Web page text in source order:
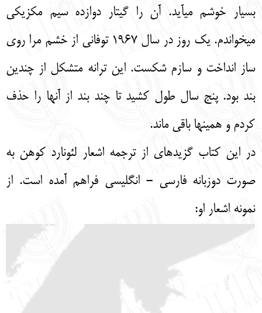
بسيار خوشم مي‏آيد. آن را گيتار دوازده سيم مكزيكي
مي‏خواندم. يك روز در سال 1967 توفاني از خشم مرا روي
ساز انداخت و سازم شكست. اين ترانه متشكل از چندين
بند بود. پنج سال طول كشيد تا چند بند از آنها را حذف
كردم و همين‏‎ها باقي ماند.
در اين كتاب گزيده‏اي از ترجمه اشعار لئونارد كوهن به
صورت دوزبانه فارسي - انگليسي فراهم آمده است. از
نمونه اشعار او: